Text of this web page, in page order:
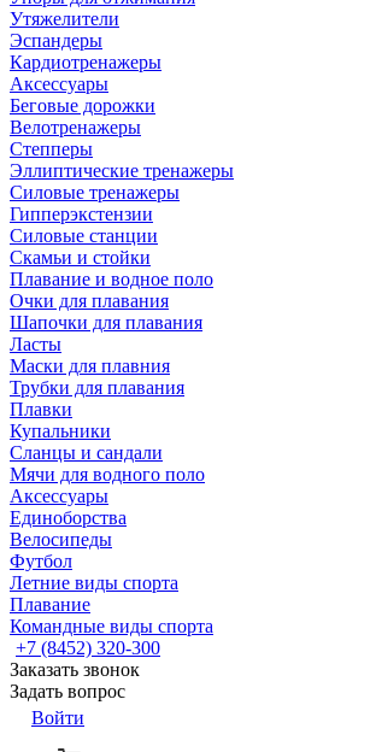
Утяжелители
Эспандеры
Кардиотренажеры
Аксессуары
Беговые дорожки
Велотренажеры
Степперы
Эллиптические тренажеры
Силовые тренажеры
Гипперэкстензии
Силовые станции
Скамьи и стойки
Плавание и водное поло
Очки для плавания
Шапочки для плавания
Ласты
Маски для плавния
Трубки для плавания
Плавки
Купальники
Сланцы и сандали
Мячи для водного поло
Аксессуары
Единоборства
Велосипеды
Футбол
Летние виды спорта
Плавание
Командные виды спорта
+7 (8452) 320-300
Заказать звонок
Задать вопрос
Войти